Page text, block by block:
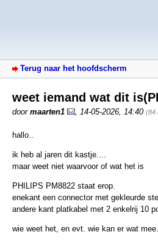
Terug naar het hoofdscherm
weet iemand wat dit
door maarten1 14-05-2026, 14:40 (84
hallo..
ik heb al jaren dit kastje....
maar weet niet waarvoor of wat het is
PHILIPS PM8822 staat erop.
enekant een connector met gekleurde
andere kant platkabel met 2 enkelrij 10
wie weet het, en evt. wie kan er wat